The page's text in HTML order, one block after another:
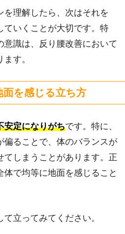
を理解したら、次はそれを
ていくことが大切です。特
意識は、反り腰改善において
す。
を感じる立ち方
安定になりがちです。特に、
偏ることで、体のバランスが
てしまうことがあります。正
体で均等に地面を感じること
立ってみてください。